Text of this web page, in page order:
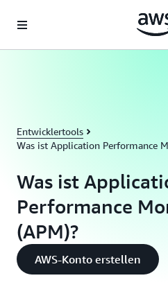
Überspringen zum Hauptinhalt
Entwicklertools
Was ist Application Performance
Was ist
Performance
(APM)?
AWS-Konto erstellen